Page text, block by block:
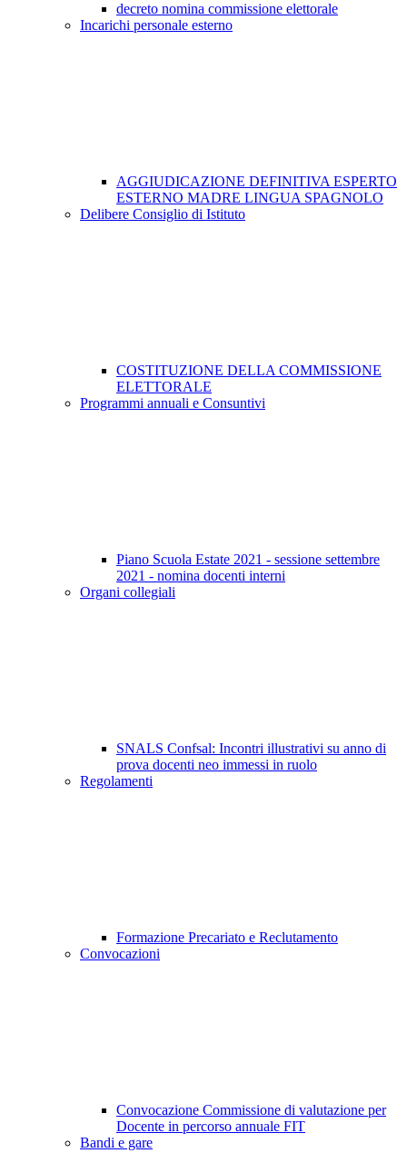
decreto nomina commissione elettorale
Incarichi personale esterno
AGGIUDICAZIONE DEFINITIVA ESPERTO
ESTERNO MADRE LINGUA SPAGNOLO
Delibere Consiglio di Istituto
COSTITUZIONE DELLA COMMISSIONE
ELETTORALE
Programmi annuali e Consuntivi
Piano Scuola Estate 2021 - sessione settembre
2021 - nomina docenti interni
Organi collegiali
SNALS Confsal: Incontri illustrativi su anno di
prova docenti neo immessi in ruolo
Regolamenti
Formazione Precariato e Reclutamento
Convocazioni
Convocazione Commissione di valutazione per
Docente in percorso annuale FIT
Bandi e gare